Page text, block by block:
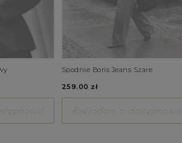
Spodnie Boris Jeans Szare
259.00 zł
Powiadom o dostępności!